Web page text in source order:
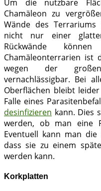
Um die nutzbare
Chamäleon zu
Wände des
nicht nur einer
Rückwände
Chamäleonterrarien ist
wegen der
vernachlässigbar. Bei
Oberflächen bleibt
Falle eines
desinfizieren kann. Dies
werden, ob man eine
Eventuell kann man die
dass sie zu einem
werden kann.
Korkplatten